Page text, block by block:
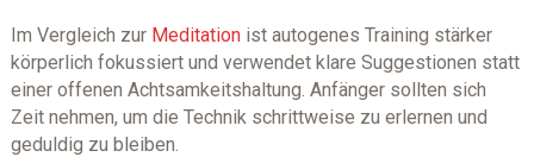
Im Vergleich zur Meditationist autogenes Training stärker
körperlich fokussiert und verwendet klare Suggestionen statt
einer offenen Achtsamkeitshaltung. Anfänger sollten sich
Zeit nehmen, um die Technik schrittweise zu erlernen und
geduldig zu bleiben.